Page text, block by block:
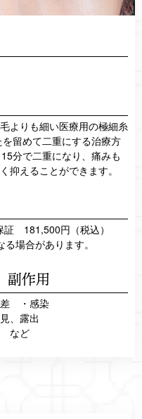
よりも細い医療用の極細糸
を留めて二重にする治療方
分で二重になり、痛みも
抑えることができます。
証 181,500円（税込）
場合があります。
副作用
差 ・感染
、露出
など